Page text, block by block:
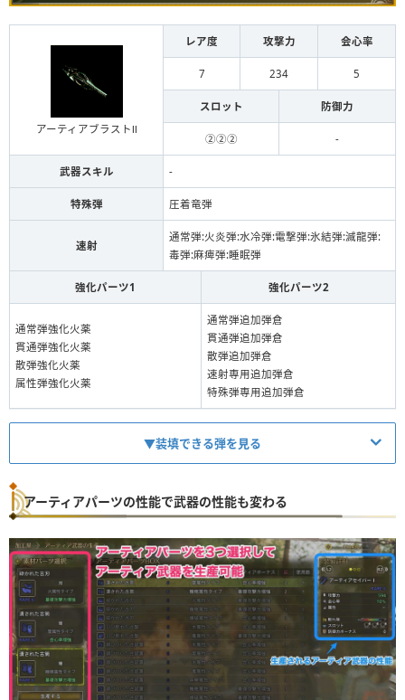
アーティアブラストⅡ
レア度 攻撃力 会心率
7 234 5
スロット 防御力
②②② -
武器スキル -
特殊弾 圧着竜弾
速射
通常弾:火炎弾:水冷弾:電撃弾:氷結弾:滅龍弾:
毒弾:麻痺弾:睡眠弾
強化パーツ1 強化パーツ2
通常弾強化火薬
貫通弾強化火薬
散弾強化火薬
属性弾強化火薬
通常弾追加弾倉
貫通弾追加弾倉
散弾追加弾倉
速射専用追加弾倉
特殊弾専用追加弾倉
▼装填できる弾を見る
弾 Lv 装填数
通常弾 2 2
貫通弾 2 2
散弾 2
斬烈弾
アーティアパーツの性能で武器の性能も変わる